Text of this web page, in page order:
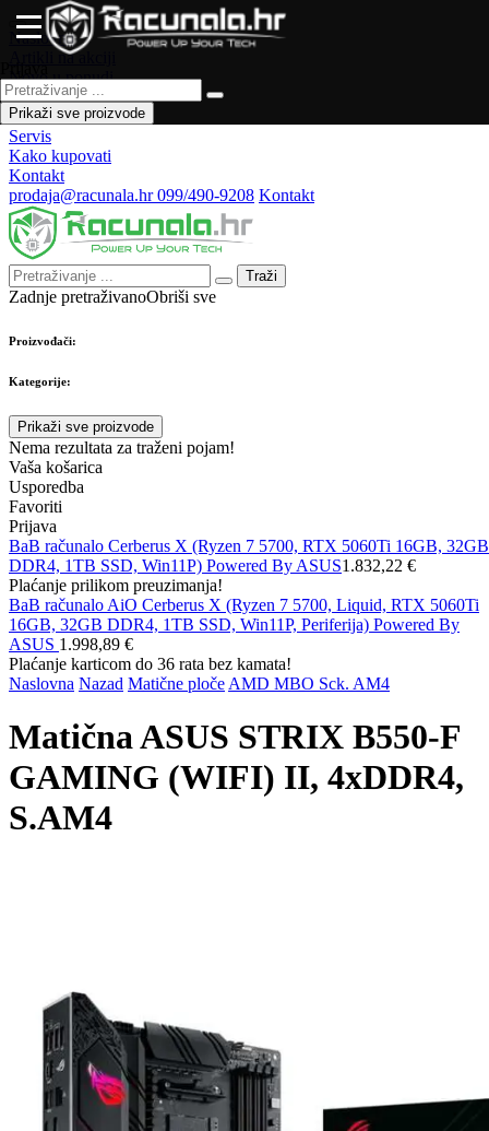
Naslovna
Artikli na akciji
Novo u ponudi
Česta pitanja
Forum
Servis
Kako kupovati
Kontakt
prodaja@racunala.hr099/490-9208 Kontakt
Traži
Zadnje pretraživanoObriši sve
Proizvođači:
Kategorije:
Prikaži sve proizvode
Nema rezultata za traženi pojam!
Vaša košarica
Usporedba
Favoriti
Prijava
Prikaži sve proizvode
BaB računalo Cerberus X (Ryzen 7 5700, RTX 5060Ti 16GB, 32GB
DDR4, 1TB SSD, Win11P) Powered By ASUS1.832,22 €
Plaćanje prilikom preuzimanja!
BaB računalo AiO Cerberus X (Ryzen 7 5700, Liquid, RTX 5060Ti
16GB, 32GB DDR4, 1TB SSD, Win11P, Periferija) Powered By
ASUS 1.998,89 €
Plaćanje karticom do 36 rata bez kamata!
Naslovna Nazad Matične ploče AMD MBO Sck. AM4
Matična ASUS STRIX B550-F
GAMING (WIFI) II, 4xDDR4,
S.AM4